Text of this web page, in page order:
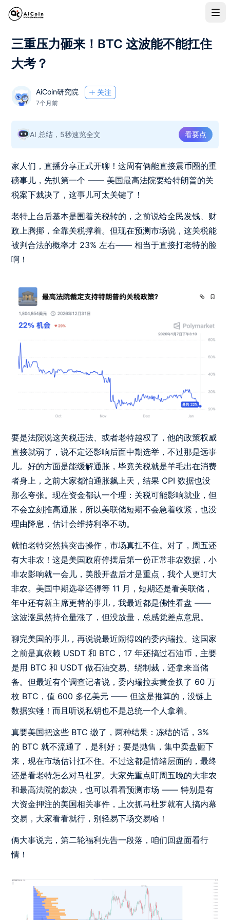
三重压力砸来！BTC 这波能不能扛住
大考？
AiCoin研究院 关注
7个月前
AI 总结，5秒速览全文 看要点
家人们，直播分享正式开聊！这周有俩能直接震币圈的重
磅事儿，先扒第一个 —— 美国最高法院要给特朗普的关
税案下裁决了，这事儿可太关键了！
老特上台后基本是围着关税转的，之前说给全民发钱、财
政上腾挪，全靠关税撑着。但现在预测市场说，这关税能
被判合法的概率才 23% 左右—— 相当于直接打老特的脸
啊！
要是法院说这关税违法、或者老特越权了，他的政策权威
直接就弱了，说不定还影响后面中期选举，不过那是远事
儿。好的方面是能缓解通胀，毕竟关税就是羊毛出在消费
者身上，之前大家都怕通胀飙上天，结果 CPI 数据也没
那么夸张。现在资金都认一个理：关税可能影响就业，但
不会立刻推高通胀，所以美联储短期不会急着收紧，也没
理由降息，估计会维持利率不动。
就怕老特突然搞突击操作，市场真扛不住。对了，周五还
有大非农！这是美国政府停摆后第一份正常非农数据，小
非农影响就一会儿，美股开盘后才是重点，我个人更盯大
非农。美国中期选举还得等 11 月，短期还是看美联储，
年中还有新主席更替的事儿，我最近都是佛性看盘 ——
这波涨虽然持仓量涨了，但没放量，总感觉差点意思。
聊完美国的事儿，再说说最近闹得凶的委内瑞拉。这国家
之前是真依赖 USDT 和 BTC，17 年还搞过石油币，主要
是用 BTC 和 USDT 做石油交易、绕制裁，还拿来当储
备。但最近有个调查记者说，委内瑞拉卖黄金换了 60 万
枚 BTC，值 600 多亿美元 —— 但这是推算的，没链上
数据实锤！而且听说私钥也不是总统一个人拿着。
真要美国把这些 BTC 缴了，两种结果：冻结的话，3%
的 BTC 就不流通了，是利好；要是抛售，集中卖盘砸下
来，现在市场估计扛不住。不过这都是情绪层面的，最终
还是看老特怎么对马杜罗。大家先重点盯周五晚的大非农
和最高法院的裁决，也可以看看预测市场 —— 特别是有
大资金押注的美国相关事件，上次抓马杜罗就有人搞内幕
交易，大家看看就行，别轻易下场交易哈！
俩大事说完，第二轮福利先告一段落，咱们回盘面看行
情！